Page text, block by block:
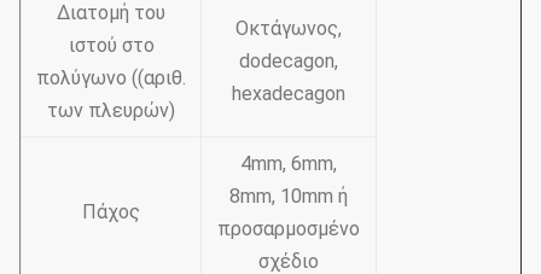
Διατομή του
ιστού στο
πολύγωνο ((αριθ.
των πλευρών)
Οκτάγωνος,
dodecagon,
hexadecagon
Πάχος
4mm, 6mm,
8mm, 10mm ή
προσαρμοσμένο
σχέδιο